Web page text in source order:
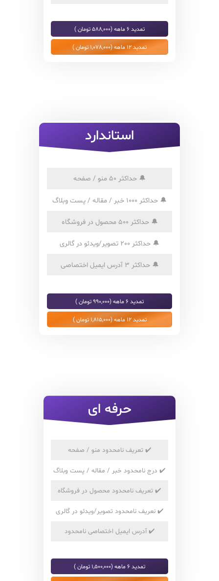
تمدید 6 ماهه (588,000 تومان )
تمدید 12 ماهه (1,078,000 تومان )
استاندارد
🔔 حداکثر 50 منو / صفحه
🔔 حداکثر 1000 خبر / مقاله / پست وبلاگ
🔔حداکثر 500 محصول در فروشگاه
🔔 حداکثر 200 تصویر/ویدئو در گالری
🔔حداکثر 3 آدرس ایمیل اختصاصی
تمدید 6 ماهه (990,000 تومان )
تمدید 12 ماهه (1,815,000 تومان )
حرفه ای
✔️تعریف نامحدود منو / صفحه
✔️ درج نامحدود خبر / مقاله / پست وبلاگ
✔️تعریف نامحدود محصول در فروشگاه
✔️نعریف نامحدود تصویر/ویدئو در گالری
✔️آدرس ایمیل اختصاصی نامحدود
تمدید 6 ماهه (1,500,000 تومان )